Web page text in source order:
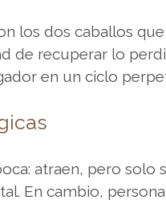
los dos caballos
de recuperar lo
en un ciclo
atraen, pero solo
En cambio,